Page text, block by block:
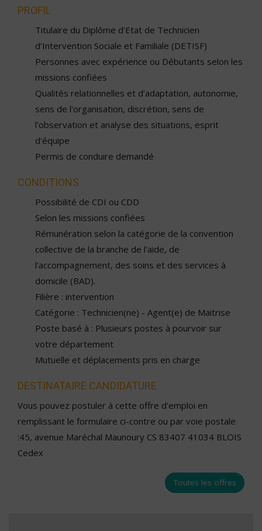
PROFIL
Titulaire du Diplôme d’Etat de Technicien
d’Intervention Sociale et Familiale (DETISF)
Personnes avec expérience ou Débutants selon les
missions confiées
Qualités relationnelles et d’adaptation, autonomie,
sens de l'organisation, discrétion, sens de
l'observation et analyse des situations, esprit
d'équipe
Permis de conduire demandé
CONDITIONS
Possibilité de CDI ou CDD
Selon les missions confiées
Rémunération selon la catégorie de la convention
collective de la branche de l'aide, de
l'accompagnement, des soins et des services à
domicile (BAD).
Filière : intervention
Catégorie : Technicien(ne) - Agent(e) de Maitrise
Poste basé à : Plusieurs postes à pourvoir sur
votre département
Mutuelle et déplacements pris en charge
DESTINATAIRE CANDIDATURE
Vous pouvez postuler à cette offre d'emploi en
remplissant le formulaire ci-contre ou par voie postale
:45, avenue Maréchal Maunoury CS 83407 41034 BLOIS
Cedex
Toutes les offres